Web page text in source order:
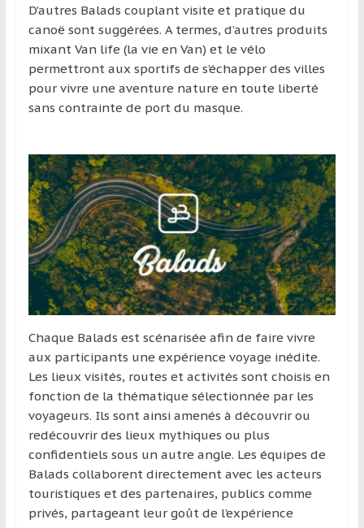
D’autres Balads couplant visite et pratique du
canoë sont suggérées. A termes, d’autres produits
mixant Van life (la vie en Van) et le vélo
permettront aux sportifs de s’échapper des villes
pour vivre une aventure nature en toute liberté
sans contrainte de port du masque.
Chaque Balads est scénarisée afin de faire vivre
aux participants une expérience voyage inédite.
Les lieux visités, routes et activités sont choisis en
fonction de la thématique sélectionnée par les
voyageurs. Ils sont ainsi amenés à découvrir ou
redécouvrir des lieux mythiques ou plus
confidentiels sous un autre angle. Les équipes de
Balads collaborent directement avec les acteurs
touristiques et des partenaires, publics comme
privés, partageant leur goût de l’expérience